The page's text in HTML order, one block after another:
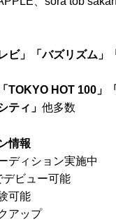
ビ」「バズリズム」
TOKYO HOT 100」
ティ」 他多数
情報
ディション実施中
デビュー可能
可能
アップ